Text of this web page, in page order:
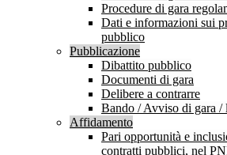
Procedure di gara
Dati e informazioni sui
pubblico
Pubblicazione
Dibattito pubblico
Documenti di gara
Delibere a contrarre
Bando / Avviso di gara /
Affidamento
Pari opportunità e
contratti pubblici, nel